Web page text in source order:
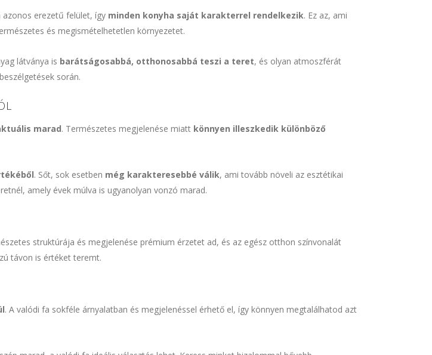
azonos erezetű felület, így minden konyha saját karakterrel rendelkezik. Ez az, ami
és megismételhetetlen környezetet.
látványa is barátságosabbá, otthonosabbá teszi a teret, és olyan atmoszférát
során.
marad. Természetes megjelenése miatt könnyen illeszkedik különböző
. Sőt, sok esetben még karakteresebbé válik, ami tovább növeli az esztétikai
amely évek múlva is ugyanolyan vonzó marad.
struktúrája és megjelenése prémium érzetet ad, és az egész otthon színvonalát
távon is értéket teremt.
. A valódi fa sokféle árnyalatban és megjelenéssel érhető el, így könnyen megtalálhatod azt